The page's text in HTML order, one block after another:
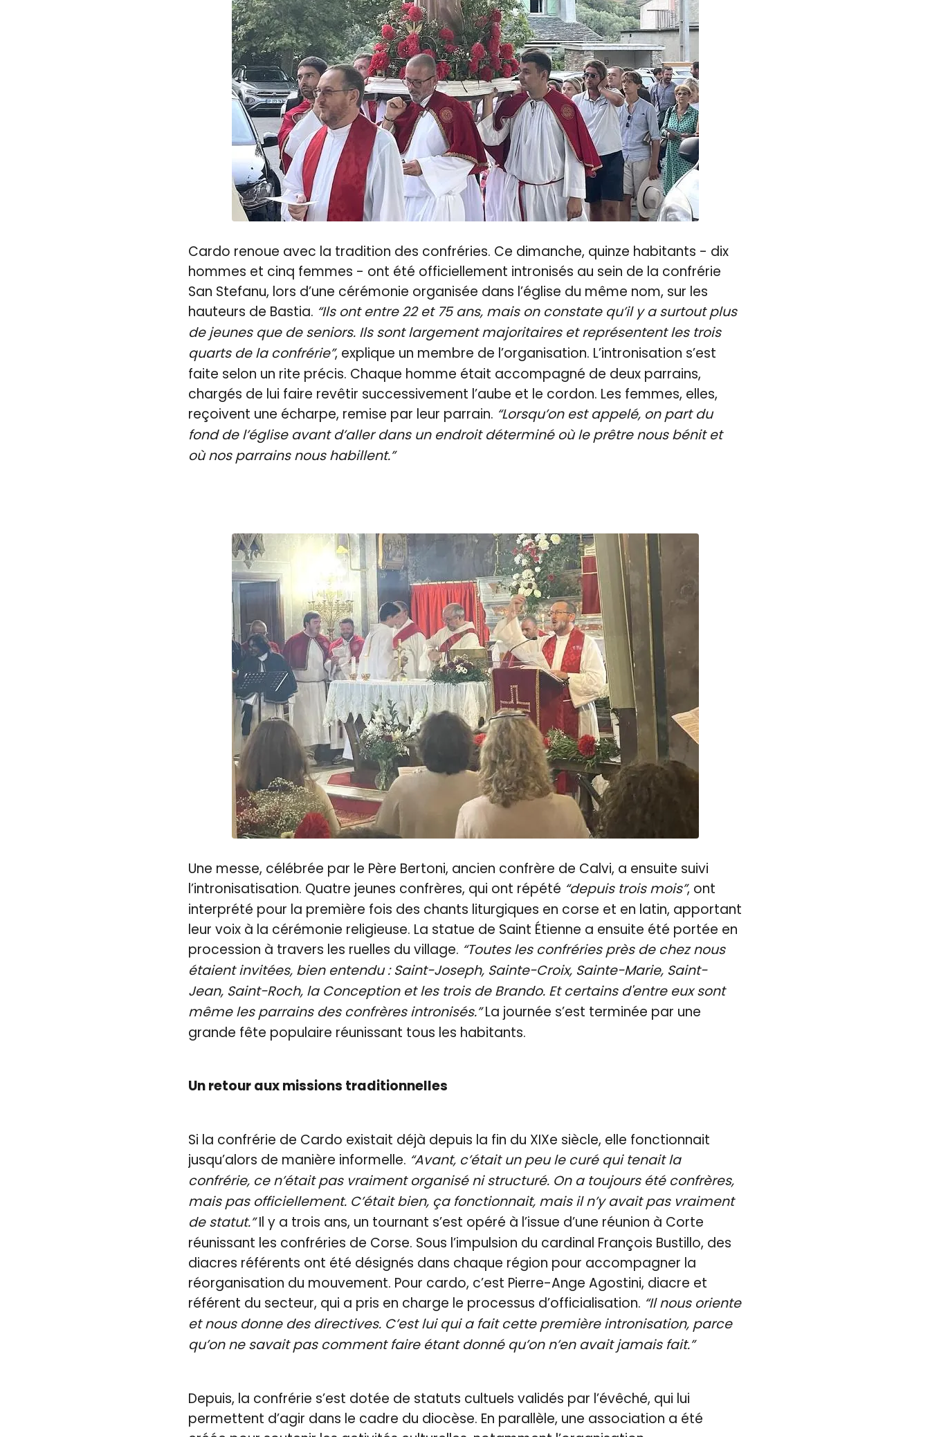
Cardo renoue avec la tradition des confréries. Ce dimanche, quinze habitants - dix
hommes et cinq femmes - ont été officiellement intronisés au sein de la confrérie
San Stefanu, lors d’une cérémonie organisée dans l’église du même nom, sur les
hauteurs de Bastia. “Ils ont entre 22 et 75 ans, mais on constate qu’il y a surtout plus
de jeunes que de seniors. Ils sont largement majoritaires et représentent les trois
quarts de la confrérie”, explique un membre de l’organisation. L’intronisation s’est
faite selon un rite précis. Chaque homme était accompagné de deux parrains,
chargés de lui faire revêtir successivement l’aube et le cordon. Les femmes, elles,
reçoivent une écharpe, remise par leur parrain. “Lorsqu’on est appelé, on part du
fond de l’église avant d’aller dans un endroit déterminé où le prêtre nous bénit et
où nos parrains nous habillent.”
Une messe, célébrée par le Père Bertoni, ancien confrère de Calvi, a ensuite suivi
l’intronisatisation. Quatre jeunes confrères, qui ont répété “depuis trois mois”, ont
interprété pour la première fois des chants liturgiques en corse et en latin, apportant
leur voix à la cérémonie religieuse. La statue de Saint Étienne a ensuite été portée en
procession à travers les ruelles du village. “Toutes les confréries près de chez nous
étaient invitées, bien entendu : Saint-Joseph, Sainte-Croix, Sainte-Marie, Saint-
Jean, Saint-Roch, la Conception et les trois de Brando. Et certains d'entre eux sont
même les parrains des confrères intronisés.”La journée s’est terminée par une
grande fête populaire réunissant tous les habitants.
Un retour aux missions traditionnelles
Si la confrérie de Cardo existait déjà depuis la fin du XIXe siècle, elle fonctionnait
jusqu’alors de manière informelle. “Avant, c’était un peu le curé qui tenait la
confrérie, ce n’était pas vraiment organisé ni structuré. On a toujours été confrères,
mais pas officiellement. C’était bien, ça fonctionnait, mais il n’y avait pas vraiment
de statut.”Il y a trois ans, un tournant s’est opéré à l’issue d’une réunion à Corte
réunissant les confréries de Corse. Sous l’impulsion du cardinal François Bustillo, des
diacres référents ont été désignés dans chaque région pour accompagner la
réorganisation du mouvement. Pour cardo, c’est Pierre-Ange Agostini, diacre et
référent du secteur, qui a pris en charge le processus d’officialisation. “Il nous oriente
et nous donne des directives. C’est lui qui a fait cette première intronisation, parce
qu’on ne savait pas comment faire étant donné qu’on n’en avait jamais fait.”
Depuis, la confrérie s’est dotée de statuts cultuels validés par l’évêché, qui lui
permettent d’agir dans le cadre du diocèse. En parallèle, une association a été